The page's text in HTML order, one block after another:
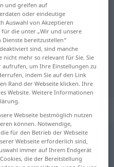
Übersetzung
: Adjektiv
und greifen auf
oder eindeutige
Auswahl von Akzeptieren
die unter „Wir und unsere
bereitzustellen“
sind, sind manche
mehr so relevant für Sie. Sie
aufrufen, um Ihre Einstellungen zu
indem Sie auf den Link
Rand der Webseite klicken. Ihre
Website. Weitere Informationen
Webseite bestmöglich nutzen
können. Notwendige,
für den Betrieb der Webseite
Webseite erforderlich sind,
immer auf Ihrem Endgerät
die der Bereitstellung